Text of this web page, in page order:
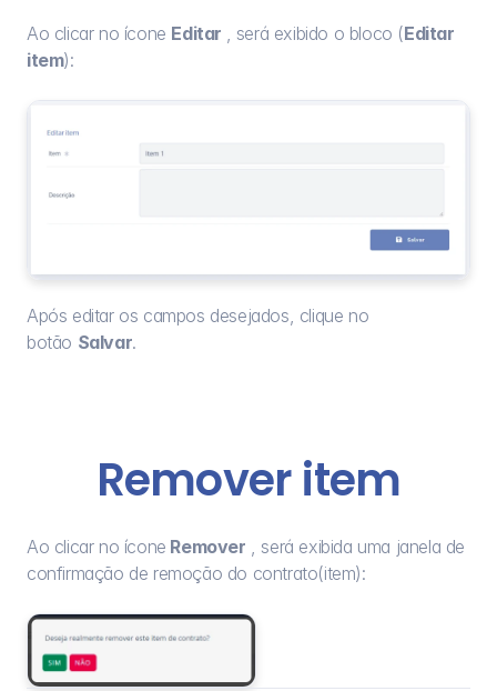
Ao clicar no ícone Editar , será exibido o bloco (Editar
item):
Após editar os campos desejados, clique no
botão Salvar.
Remover item
Ao clicar no ícone Remover , será exibida uma janela de
confirmação de remoção do contrato(item):